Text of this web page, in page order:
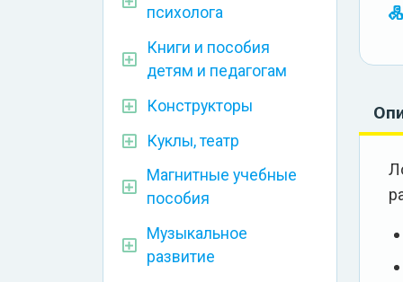
психолога
Книги и пособия
детям и педагогам
Конструкторы
Куклы, театр
Магнитные учебные
пособия
Музыкальное
развитие